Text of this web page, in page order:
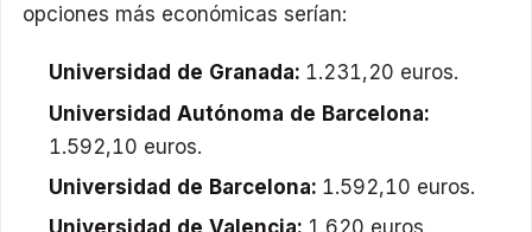
opciones más económicas serían:
Universidad de Granada:1.231,20 euros.
Universidad Autónoma de Barcelona:
1.592,10 euros.
Universidad de Barcelona:1.592,10 euros.